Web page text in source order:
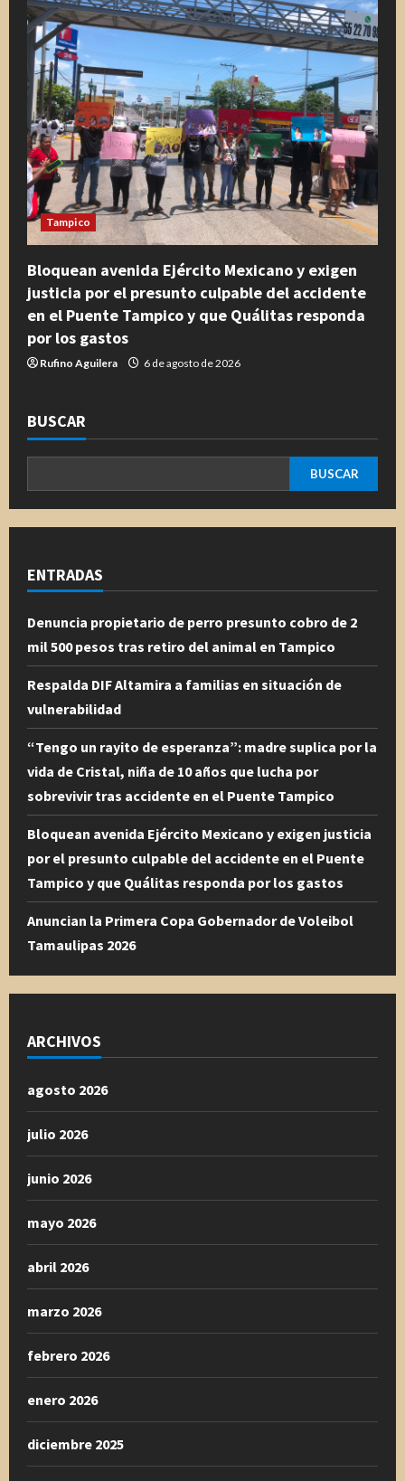
Tampico
Bloquean avenida Ejército Mexicano y exigen
justicia por el presunto culpable del accidente
en el Puente Tampico y que Quálitas responda
por los gastos
Rufino Aguilera 6 de agosto de 2026
BUSCAR
BUSCAR
ENTRADAS
Denuncia propietario de perro presunto cobro de 2
mil 500 pesos tras retiro del animal en Tampico
Respalda DIF Altamira a familias en situación de
vulnerabilidad
“Tengo un rayito de esperanza”: madre suplica por la
vida de Cristal, niña de 10 años que lucha por
sobrevivir tras accidente en el Puente Tampico
Bloquean avenida Ejército Mexicano y exigen justicia
por el presunto culpable del accidente en el Puente
Tampico y que Quálitas responda por los gastos
Anuncian la Primera Copa Gobernador de Voleibol
Tamaulipas 2026
ARCHIVOS
agosto 2026
julio 2026
junio 2026
mayo 2026
abril 2026
marzo 2026
febrero 2026
enero 2026
diciembre 2025